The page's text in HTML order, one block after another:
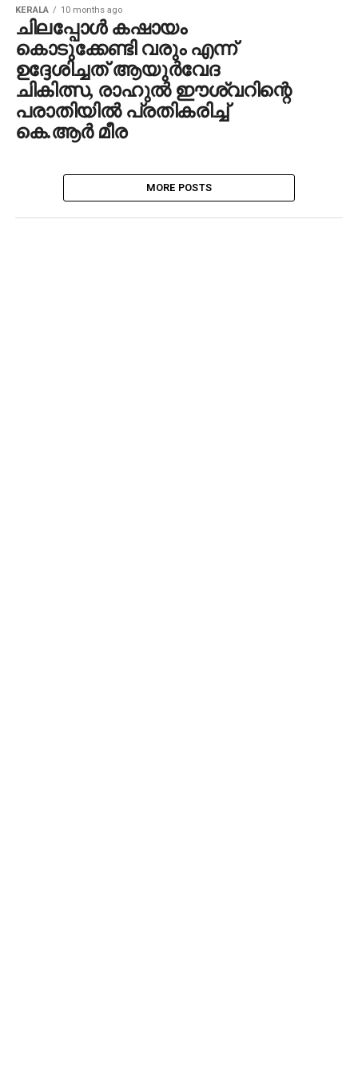
KERALA 10 months ago
ചിലപ്പോൾ കഷായം
കൊടുക്കേണ്ടി വരും എന്ന്
ഉദ്ദേശിച്ചത് ആയുർവേദ
ചികിത്സ, രാഹുൽ ഈശ്വറിന്റെ
പരാതിയിൽ പ്രതികരിച്ച്
കെ.ആർ മീര
MORE POSTS